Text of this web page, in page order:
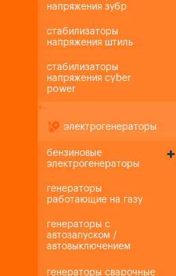
напряжения зубр
стабилизаторы
напряжения штиль
стабилизаторы
напряжения cyber
power
+-
электрогенераторы
бензиновые
электрогенераторы
генераторы
работающие на газу
генераторы с
автозапуском /
автовыключением
генераторы сварочные